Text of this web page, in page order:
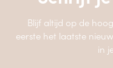
Blijf altijd op de
eerste het laatste
in